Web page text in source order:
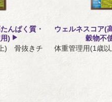
んぱく質・
)
) 骨抜きチ
ウェルネスコア(
穀物不
体重管理用(1歳